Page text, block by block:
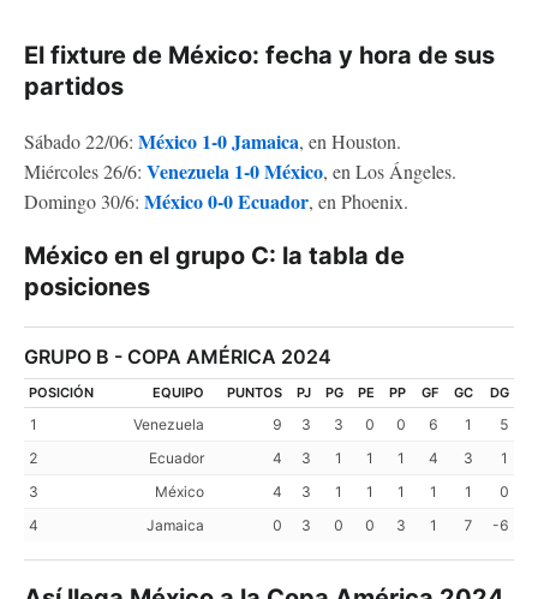
El fixture de México: fecha y hora de sus
partidos
Sábado 22/06: México 1-0 Jamaica, en Houston.
Miércoles 26/6: Venezuela 1-0 México, en Los Ángeles.
Domingo 30/6: México 0-0 Ecuador, en Phoenix.
México en el grupo C: la tabla de
posiciones
GRUPO B - COPA AMÉRICA 2024
POSICIÓN EQUIPO PUNTOS PJ PG PE PP GF GC DG
1 Venezuela 9 3 3 0 0 6 1
5
2
Ecuador 4 3 1 1 1 4 3
1
3
México 4 3 1 1 1 1 1
0
4
Jamaica 0 3 0 0 3 1 7 -6